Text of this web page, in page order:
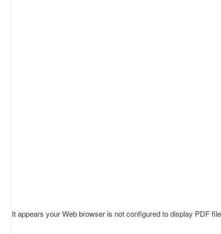
It appears your Web browser is not configured to display PDF